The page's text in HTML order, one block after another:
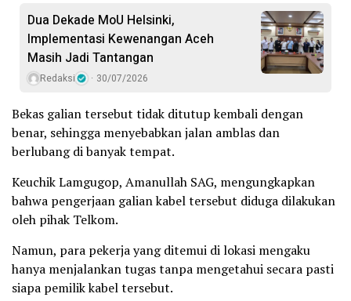
Dua Dekade MoU Helsinki,
Implementasi Kewenangan Aceh
Masih Jadi Tantangan
Redaksi 30/07/2026
Bekas galian tersebut tidak ditutup kembali dengan
benar, sehingga menyebabkan jalan amblas dan
berlubang di banyak tempat.
Keuchik Lamgugop, Amanullah SAG, mengungkapkan
bahwa pengerjaan galian kabel tersebut diduga dilakukan
oleh pihak Telkom.
Namun, para pekerja yang ditemui di lokasi mengaku
hanya menjalankan tugas tanpa mengetahui secara pasti
siapa pemilik kabel tersebut.